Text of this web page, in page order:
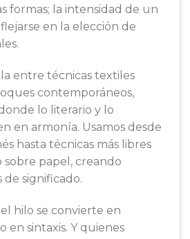
formas; la intensidad de un
en la elección de
entre técnicas textiles
contemporáneos,
lo literario y lo
en armonía. Usamos desde
hasta técnicas más libres
papel, creando
de significado.
hilo se convierte en
en sintaxis. Y quienes